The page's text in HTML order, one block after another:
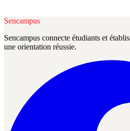
Sencampus
Sencampus connecte étudiants et
une orientation réussie.